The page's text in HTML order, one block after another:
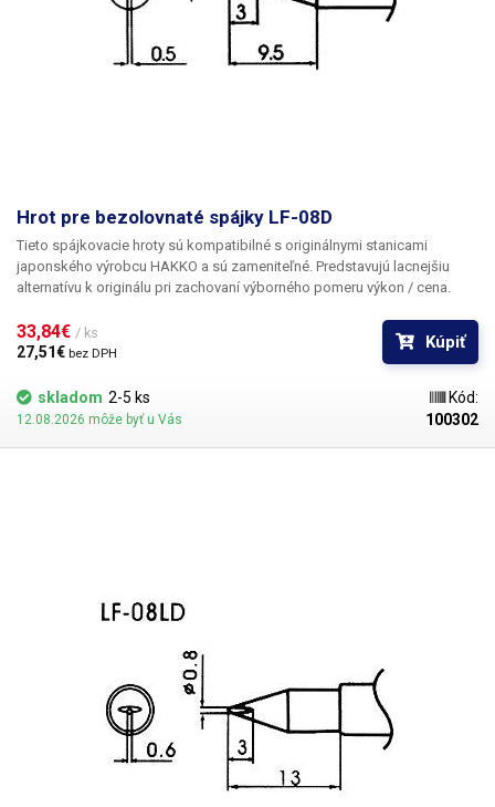
Hrot pre bezolovnaté spájky LF-08D
Tieto spájkovacie hroty sú kompatibilné s originálnymi stanicami
japonského výrobcu HAKKO a sú zameniteľné. Predstavujú lacnejšiu
alternatívu k originálu pri zachovaní výborného pomeru výkon / cena.
33,84€ / ks
27,51€ bez DPH
Kúpiť
skladom 2-5 ks
12.08.2026 môže byť u Vás
Kód:
100302